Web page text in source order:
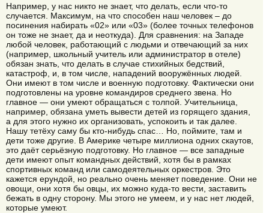
Например, у нас никто не знает, что делать, если что-то
случается. Максимум, на что способен наш человек – до
посинения набирать «02» или «03» (более точных телефонов
он тоже не знает, да и неоткуда). Для сравнения: на Западе
любой человек, работающий с людьми и отвечающий за них
(например, школьный учитель или администратор в отеле)
обязан знать, что делать в случае стихийных бедствий,
катастроф, и, в том числе, нападений вооружённых людей.
Они имеют в том числе и военную подготовку. Фактически они
подготовлены на уровне командиров среднего звена. Но
главное — они умеют обращаться с толпой. Учительница,
например, обязана уметь вывести детей из горящего здания,
а для этого нужно их организовать, успокоить и так далее.
Нашу тетёху саму бы кто-нибудь спас… Но, поймите, там и
дети тоже другие. В Америке четыре миллиона одних скаутов,
это даёт серьёзную подготовку. Но главное — все западные
дети имеют опыт командных действий, хотя бы в рамках
спортивных команд или самодеятельных оркестров. Это
кажется ерундой, но реально очень меняет поведение. Они не
овощи, они хотя бы овцы, их можно куда-то вести, заставить
бежать в одну сторону. Мы этого не умеем, и у нас нет людей,
которые умеют.